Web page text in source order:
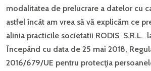
modalitatea de prelucrare a datelor cu
astfel încât am vrea să vă explicăm ce
alinia practicile societatii RODIS S.R.L.
Începând cu data de 25 mai 2018,
2016/679/UE pentru protecţia